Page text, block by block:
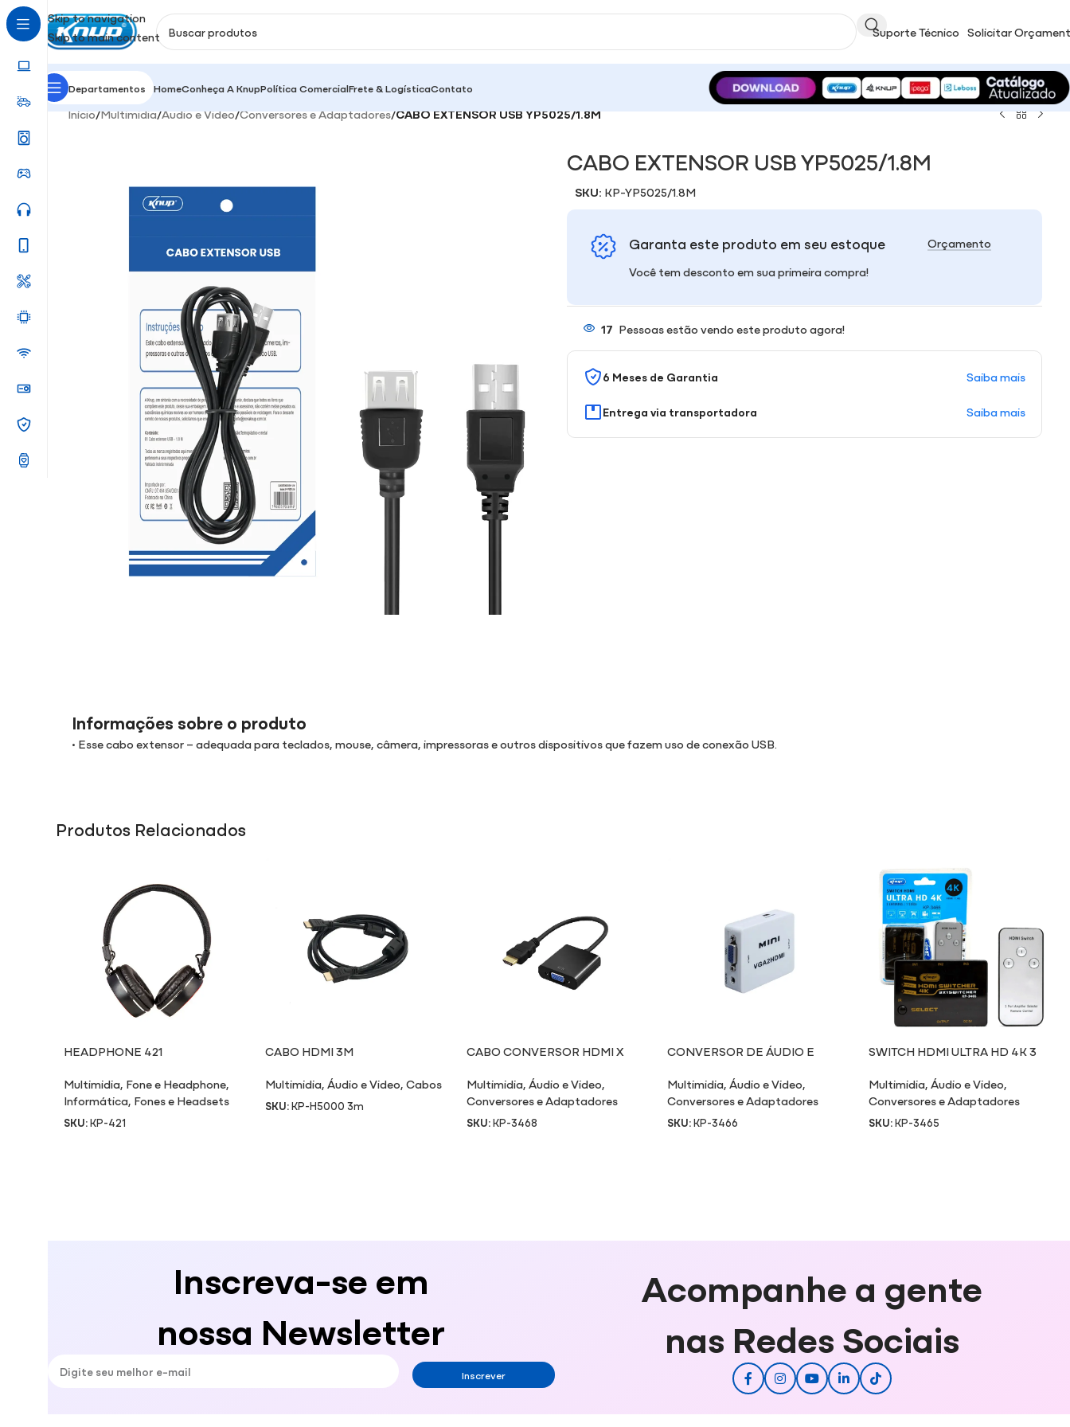
Skip to navigation
Skip to main content
Suporte Técnico Solicitar
Departamentos HomeConheça A KnupPolítica ComercialFrete & LogísticaContato
Início/Multimidia/Áudio e Video/Conversores e Adaptadores/CABO EXTENSOR USB YP5025/1.8M
CABO EXTENSOR USB YP5025/1.8M
SKU: KP-YP5025/1.8M
Garanta este produto em seu estoque
Você tem desconto em sua primeira compra!
Orçamento
17 Pessoas estão vendo este produto agora!
6 Meses de Garantia Saiba mais
Entrega via transportadora Saiba mais
Informações sobre o produto
• Esse cabo extensor – adequada para teclados, mouse, câmera, impressoras e outros dispositivos que fazem uso de conexão USB.
Produtos Relacionados
HEADPHONE 421
Multimidia, Fone e Headphone,
Informática, Fones e Headsets
SKU:KP-421
CABO HDMI 3M
Multimidia,Áudio e Video,Cabos
SKU:KP-H5000 3m
CABO CONVERSOR HDMI X
Multimidia,Áudio e Video,
Conversores e Adaptadores
SKU:KP-3468
CONVERSOR DE ÁUDIO E
Multimidia, Áudio e Video,
Conversores e Adaptadores
SKU:KP-3466
SWITCH HDMI ULTRA HD 4K 3
Multimidia,Áudio e Video,
Conversores e Adaptadores
SKU:KP-3465
Inscreva-se em
nossa Newsletter
Inscrever
Acompanhe a gente
nas Redes Sociais